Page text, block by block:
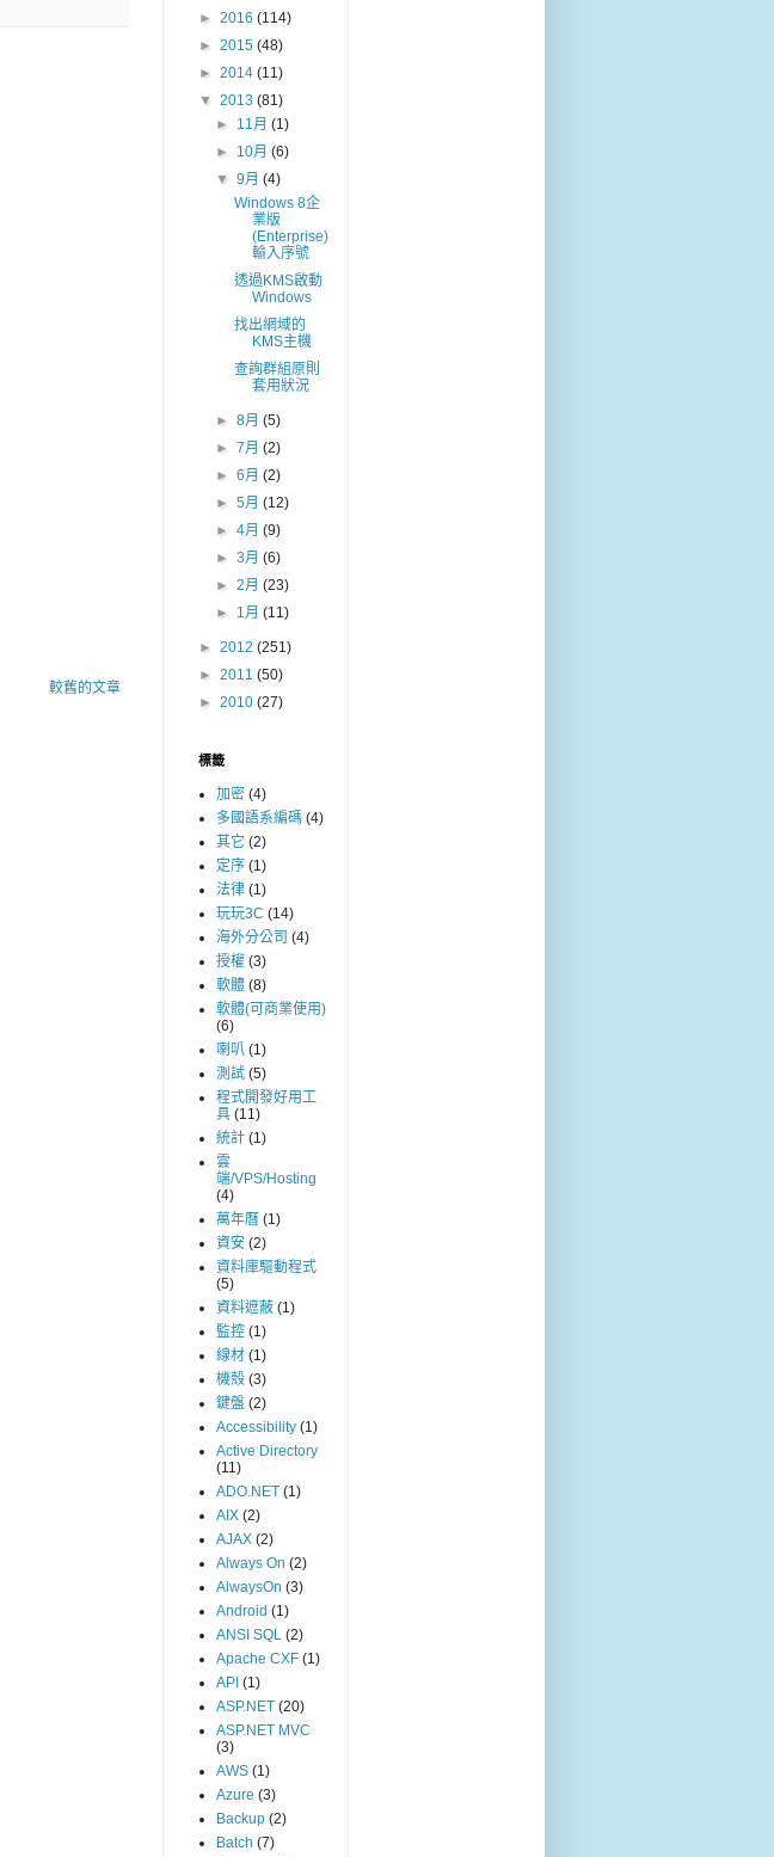
較舊的文章
► 2016 (114)
► 2015 (48)
► 2014 (11)
▼ 2013 (81)
► 11月(1)
► 10月(6)
▼9月(4)
Windows 8企
業版
(Enterprise)
輸入序號
透過KMS啟動
Windows
找出網域的
KMS主機
查詢群組原則
套用狀況
►8月(5)
►7月(2)
►6月(2)
►5月(12)
►4月(9)
►3月(6)
►2月(23)
► 1月(11)
► 2012 (251)
► 2011 (50)
► 2010 (27)
標籤
加密 (4)
多國語系編碼 (4)
其它 (2)
定序 (1)
法律 (1)
玩玩3C (14)
海外分公司 (4)
授權 (3)
軟體 (8)
軟體(可商業使用)
(6)
喇叭 (1)
測試 (5)
程式開發好用工
具 (11)
統計 (1)
雲
端/VPS/Hosting
(4)
萬年曆 (1)
資安 (2)
資料庫驅動程式
(5)
資料遮蔽 (1)
監控 (1)
線材 (1)
機殼 (3)
鍵盤 (2)
Accessibility (1)
Active Directory
(11)
ADO.NET (1)
AIX (2)
AJAX (2)
Always On (2)
AlwaysOn (3)
Android (1)
ANSI SQL (2)
Apache CXF (1)
API (1)
ASP.NET (20)
ASP.NET MVC
(3)
AWS (1)
Azure (3)
Backup (2)
Batch (7)